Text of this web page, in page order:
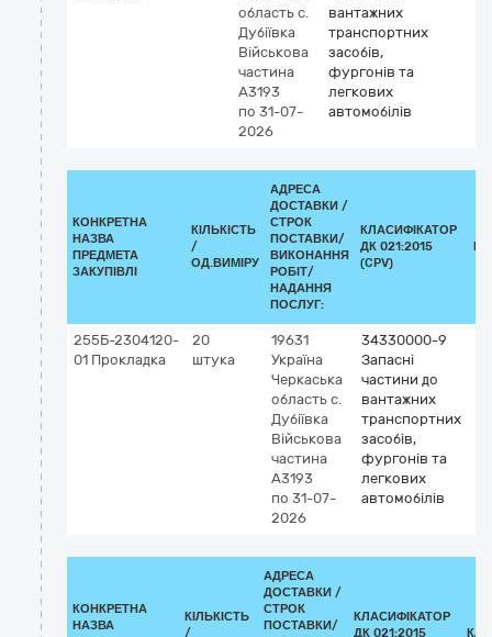
область с.
Дубіївка
Військова
частина
А3193
по 31-07-
2026
вантажних
транспортних
засобів,
фургонів та
легкових
автомобілів
КОНКРЕТНА
НАЗВА
ПРЕДМЕТА
ЗАКУПІВЛІ
КІЛЬКІСТЬ
/
ОД.ВИМІРУ
АДРЕСА
ДОСТАВКИ /
СТРОК
ПОСТАВКИ/
ВИКОНАННЯ
РОБІТ/
НАДАННЯ
ПОСЛУГ:
КЛАСИФІКАТОР
ДК 021:2015
(CPV)
255Б-2304120-
01 Прокладка
20
штука
19631
Україна
Черкаська
область с.
Дубіївка
Військова
частина
А3193
по 31-07-
2026
34330000-9
Запасні
частини до
вантажних
транспортних
засобів,
фургонів та
легкових
автомобілів
КОНКРЕТНА
НАЗВА
КІЛЬКІСТЬ
/
АДРЕСА
ДОСТАВКИ /
СТРОК
ПОСТАВКИ/
КЛАСИФІКАТОР
ДК 021:2015